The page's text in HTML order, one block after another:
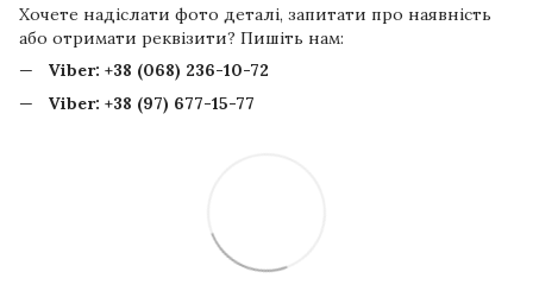
Хочете надіслати фото деталі, запитати про наявність
або отримати реквізити? Пишіть нам:
Viber: +38 (068) 236-10-72
Viber: +38 (97) 677-15-77